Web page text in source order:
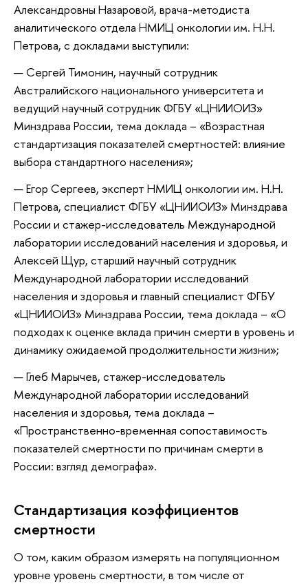
Александровны Назаровой, врача-методиста
аналитического отдела НМИЦ онкологии им. Н.Н.
Петрова, с докладами выступили:
Сергей Тимонин, научный сотрудник
Австралийского национального университета и
ведущий научный сотрудник ФГБУ «ЦНИИОИЗ»
Минздрава России, тема доклада – «Возрастная
стандартизация показателей смертностей: влияние
выбора стандартного населения»;
Егор Сергеев, эксперт НМИЦ онкологии им. Н.Н.
Петрова, специалист ФГБУ «ЦНИИОИЗ» Минздрава
России и стажер-исследователь Международной
лаборатории исследований населения и здоровья, и
Алексей Щур, старший научный сотрудник
Международной лаборатории исследований
населения и здоровья и главный специалист ФГБУ
«ЦНИИОИЗ» Минздрава России, тема доклада – «О
подходах к оценке вклада причин смерти в уровень и
динамику ожидаемой продолжительности жизни»;
Глеб Марычев, стажер-исследователь
Международной лаборатории исследований
населения и здоровья, тема доклада –
«Пространственно-временная сопоставимость
показателей смертности по причинам смерти в
России: взгляд демографа».
Стандартизация коэффициентов
смертности
О том, каким образом измерять на популяционном
уровне уровень смертности, в том числе от